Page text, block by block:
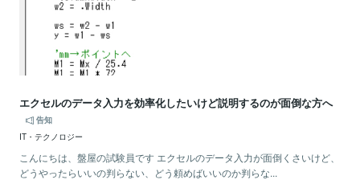
エクセルのデータ入力を効率化したいけど説明するのが面倒な方へ
告知
IT・テクノロジー
こんにちは、盤屋の試験員です エクセルのデータ入力が面倒くさいけど、
どうやったらいいの判らない、どう頼めばいいのか判らな...